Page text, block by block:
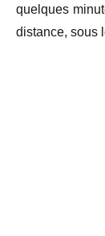
quelques
distance, sous